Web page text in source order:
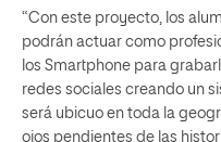
“Con este proyecto, los
podrán actuar como
los Smartphone para
redes sociales creando un
será ubicuo en toda la
ojos pendientes de las